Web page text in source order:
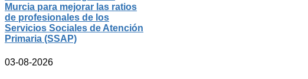
Murcia para mejorar las ratios
de profesionales de los
Servicios Sociales de Atención
Primaria (SSAP)
03-08-2026